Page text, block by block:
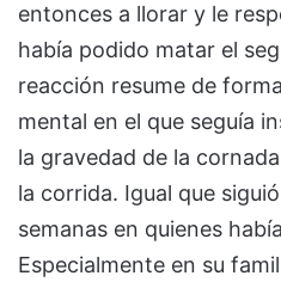
entonces a llorar y le
había podido matar el
reacción resume de
mental en el que seguía
la gravedad de la
la corrida. Igual que
semanas en quienes
Especialmente en su